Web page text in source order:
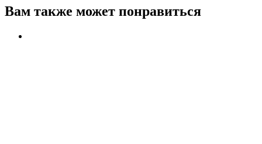
Вам также может понравиться